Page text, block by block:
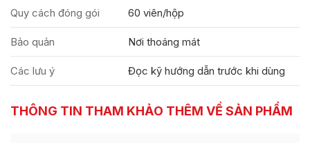
Quy cách đóng gói 60 viên/hộp
Bảo quản Nơi thoáng mát
Các lưu ý Đọc kỹ hướng dẫn trước khi dùng
THÔNG TIN THAM KHẢO THÊM VỀ SẢN PHẨM